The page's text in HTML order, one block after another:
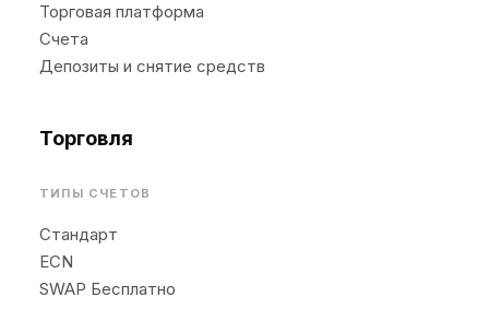
Торговая платформа
Счета
Депозиты и снятие средств
Торговля
ТИПЫ СЧЕТОВ
Стандарт
ECN
SWAP Бесплатно